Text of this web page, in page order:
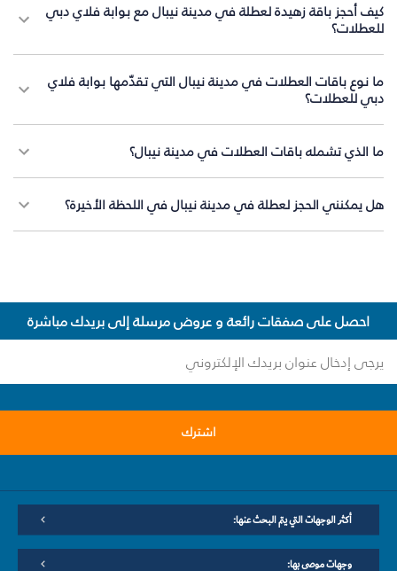
كيف أحجز باقة زهيدة لعطلة في مدينة نيبال مع بوابة فلاي دبي
للعطلات؟
ما نوع باقات العطلات في مدينة نيبال التي تقدّمها بوابة فلاي
دبي للعطلات؟
ما الذي تشمله باقات العطلات في مدينة نيبال؟
هل يمكنني الحجز لعطلة في مدينة نيبال في اللحظة الأخيرة؟
احصل على صفقات رائعة و عروض مرسلة إلى بريدك مباشرة
اشترك
أكثر الوجهات التي يتم البحث عنها:
وجهات موصى بها: